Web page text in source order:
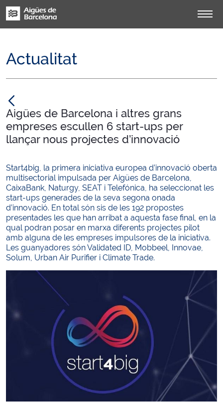
Actualitat
Aigües de Barcelona i altres grans
empreses escullen 6 start-ups per
llançar nous projectes d’innovació
Start4big, la primera iniciativa europea d’innovació oberta
multisectorial impulsada per Aigües de Barcelona,
CaixaBank, Naturgy, SEAT i Telefónica, ha seleccionat les
start-ups generades de la seva segona onada
d’innovació. En total són sis de les 192 propostes
presentades les que han arribat a aquesta fase final, en la
qual podran posar en marxa diferents projectes pilot
amb alguna de les empreses impulsores de la iniciativa.
Les guanyadores són Validated ID, Mobbeel, Innovae,
Solum, Urban Air Purifier i Climate Trade.